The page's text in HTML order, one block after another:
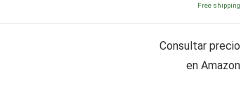
Free shipping
Consultar precio
en Amazon